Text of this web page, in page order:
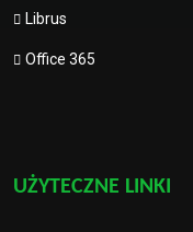
Librus
Office 365
UŻYTECZNE LINKI